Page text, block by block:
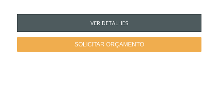
VER DETALHES
SOLICITAR ORÇAMENTO